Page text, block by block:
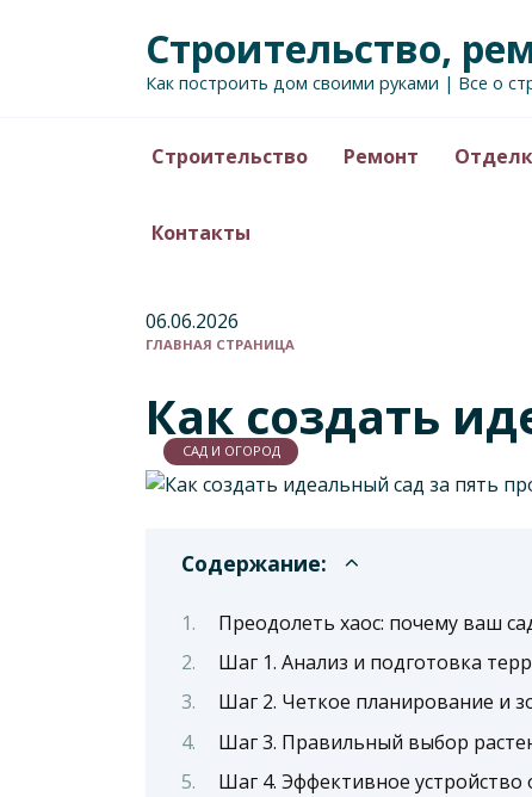
Строительство,
Как построить дом своими руками | Все о
Строительство Ремонт
Контакты
06.06.2026
ГЛАВНАЯ СТРАНИЦА
Как создать
САД И ОГОРОД
Содержание:
Преодолеть хаос: почему ваш
Шаг 1. Анализ и подготовка
Шаг 2. Четкое планирование и
Шаг 3. Правильный выбор
Шаг 4. Эффективное